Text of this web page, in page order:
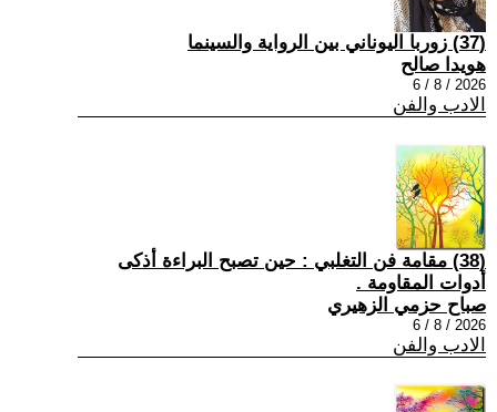
(37) زوربا اليوناني بين الرواية والسينما
هويدا صالح
2026 / 8 / 6
الادب والفن
(38) مقامة فن التغلبي : حين تصبح البراءة أذكى
أدوات المقاومة .
صباح حزمي الزهيري
2026 / 8 / 6
الادب والفن